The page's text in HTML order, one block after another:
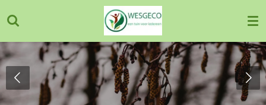
direct
naar
de
hoofdinhoud